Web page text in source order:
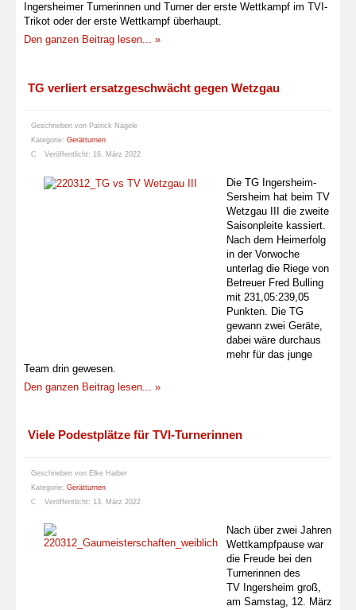
Ingersheimer Turnerinnen und Turner der erste Wettkampf im TVI-
Trikot oder der erste Wettkampf überhaupt.
Den ganzen Beitrag lesen... »
TG verliert ersatzgeschwächt gegen Wetzgau
Geschrieben von Patrick Nägele
Kategorie: Gerätturnen
Veröffentlicht: 16. März 2022
Die TG Ingersheim-
Sersheim hat beim TV
Wetzgau III die zweite
Saisonpleite kassiert.
Nach dem Heimerfolg
in der Vorwoche
unterlag die Riege von
Betreuer Fred Bulling
mit 231,05:239,05
Punkten. Die TG
gewann zwei Geräte,
dabei wäre durchaus
mehr für das junge
Team drin gewesen.
Den ganzen Beitrag lesen... »
Viele Podestplätze für TVI-Turnerinnen
Geschrieben von Elke Haiber
Kategorie: Gerätturnen
Veröffentlicht: 13. März 2022
Nach über zwei Jahren
Wettkampfpause war
die Freude bei den
Turnerinnen des
TV Ingersheim groß,
am Samstag, 12. März